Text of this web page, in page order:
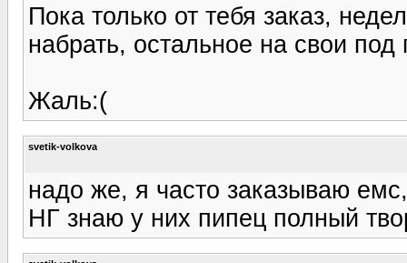
Пока только от тебя заказ,
набрать, остальное на свои под
Жаль:(
svetik-volkova
надо же, я часто заказываю
НГ знаю у них пипец полный